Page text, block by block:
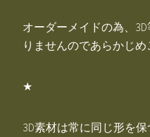
オーダーメイドの為、
りませんのであらかじめ
★
3D素材は常に同じ形を